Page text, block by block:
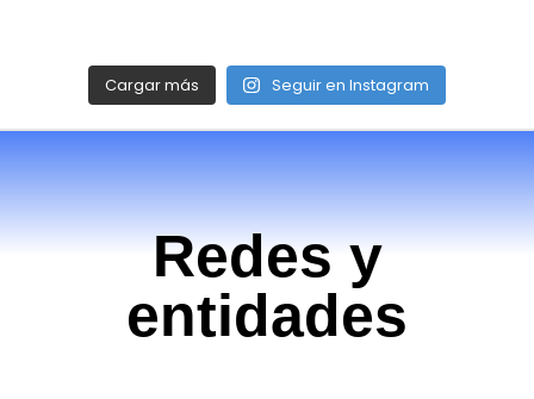
Cargar más Seguir en Instagram
Redes y
entidades